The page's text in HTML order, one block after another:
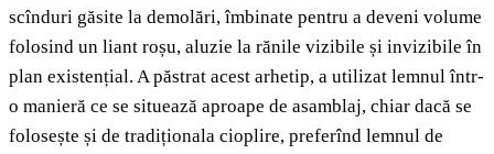
scînduri găsite la demolări, îmbinate pentru a deveni volume
folosind un liant roșu, aluzie la rănile vizibile și invizibile în
plan existențial. A păstrat acest arhetip, a utilizat lemnul într-
o manieră ce se situează aproape de asamblaj, chiar dacă se
folosește și de tradiționala cioplire, preferînd lemnul de